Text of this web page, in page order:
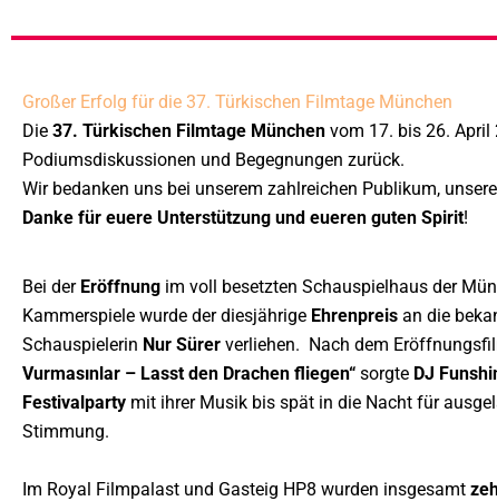
Großer Erfolg für die 37. Türkischen Filmtage München
Die 37. Türkischen Filmtage München vom 17. bis 26. April
Podiumsdiskussionen und Begegnungen zurück.
Wir bedanken uns bei unserem zahlreichen Publikum,
Danke für euere Unterstützung und eueren guten Spirit!
Bei der Eröffnung im voll besetzten Schauspielhaus der
Kammerspiele wurde der diesjährige Ehrenpreis an die
Schauspielerin Nur Sürer verliehen. Nach dem
Vurmasınlar – Lasst den Drachen fliegen“ sorgte DJ
Festivalparty mit ihrer Musik bis spät in die Nacht für
Stimmung.
Im Royal Filmpalast und Gasteig HP8 wurden insgesamt